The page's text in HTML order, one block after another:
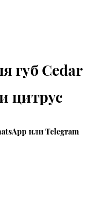
губ Cedar
цитрус
или Telegram